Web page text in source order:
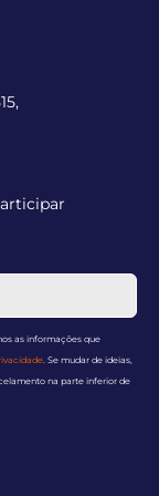
as informações que
. Se mudar de ideias,
na parte inferior de